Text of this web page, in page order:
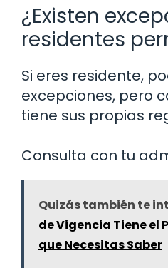
¿Existen
residentes
Si eres residente,
excepciones, pero
tiene sus propias
Consulta con tu
Quizás también te
de Vigencia Tiene el
que Necesitas Saber